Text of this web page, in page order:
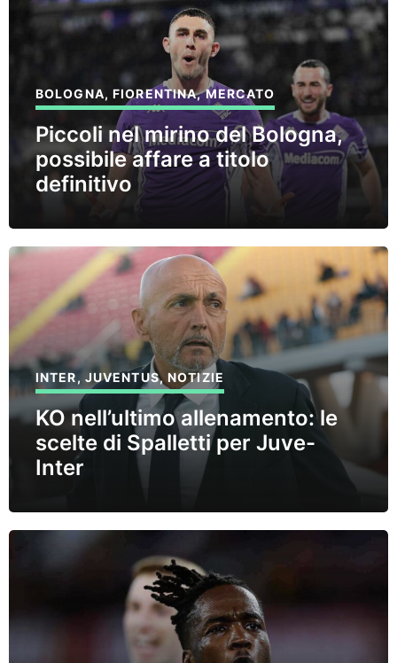
BOLOGNA,FIORENTINA,MERCATO
Piccoli nel mirino del Bologna,
possibile affare a titolo
definitivo
INTER, JUVENTUS,NOTIZIE
KO nell’ultimo allenamento: le
scelte di Spalletti per Juve-
Inter